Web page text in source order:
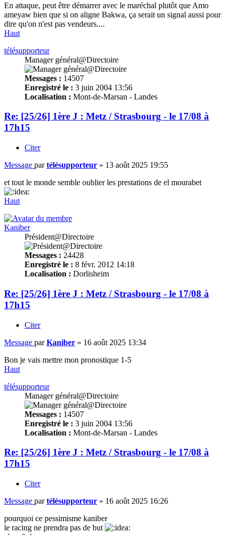
En attaque, peut être démarrer avec le maréchal plutôt que Amo
ameyaw bien que si on aligne Bakwa, ça serait un signal aussi pour
dire qu'on n'est pas vendeurs....
Haut
télésupporteur
Manager général@Directoire
Messages : 14507
Enregistré le : 3 juin 2004 13:56
Localisation : Mont-de-Marsan - Landes
Re: [25/26] 1ère J : Metz / Strasbourg - le 17/08 à
17h15
Citer
Message partélésupporteur » 13 août 2025 19:55
et tout le monde semble oublier les prestations de el mourabet
Haut
Kaniber
Président@Directoire
Messages : 24428
Enregistré le : 8 févr. 2012 14:18
Localisation : Dorlisheim
Re: [25/26] 1ère J : Metz / Strasbourg - le 17/08 à
17h15
Citer
Message parKaniber » 16 août 2025 13:34
Bon je vais mettre mon pronostique 1-5
Haut
télésupporteur
Manager général@Directoire
Messages : 14507
Enregistré le : 3 juin 2004 13:56
Localisation : Mont-de-Marsan - Landes
Re: [25/26] 1ère J : Metz / Strasbourg - le 17/08 à
17h15
Citer
Message partélésupporteur » 16 août 2025 16:26
pourquoi ce pessimisme kaniber
le racing ne prendra pas de but